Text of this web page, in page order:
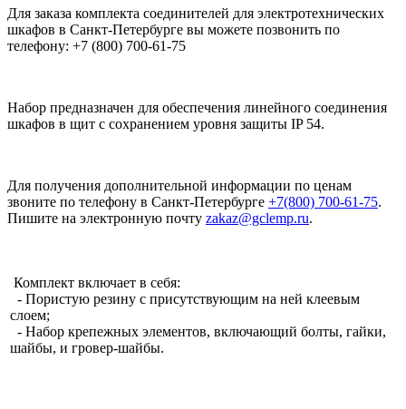
Для заказа комплекта соединителей для электротехнических
шкафов в Санкт-Петербурге вы можете позвонить по
телефону: +7 (800) 700-61-75
Набор предназначен для обеспечения линейного соединения
шкафов в щит с сохранением уровня защиты IP 54.
Для получения дополнительной информации по ценам
звоните по телефону в Санкт-Петербурге +7(800) 700-61-75.
Пишите на электронную почту zakaz@gclemp.ru.
Комплект включает в себя:
- Пористую резину с присутствующим на ней клеевым
слоем;
- Набор крепежных элементов, включающий болты, гайки,
шайбы, и гровер-шайбы.